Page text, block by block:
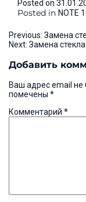
Posted on
Posted in NOTE
Навигация
по
записям
Previous: Замена
Next: Замена
Добавить
Ваш адрес email не
помечены *
Комментарий *